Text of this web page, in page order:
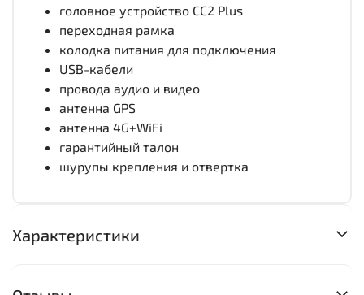
головное устройство CC2 Plus
переходная рамка
колодка питания для подключения
USB-кабели
провода аудио и видео
антенна GPS
антенна 4G+WiFi
гарантийный талон
шурупы крепления и отвертка
Характеристики